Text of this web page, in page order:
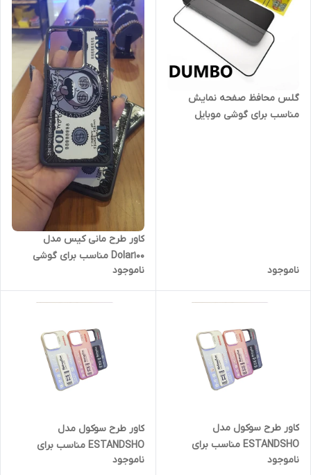
گلس محافظ صفحه نمایش
مناسب برای گوشی موبایل
ناموجود
کاور طرح مانی کیس مدل
Dolar100 مناسب برای گوشی
موبایل شیائومی Redmi 13 C 4G
ناموجود
کاور طرح سوکول مدل
ESTANDSHO مناسب برای
ناموجود
کاور طرح سوکول مدل
ESTANDSHO مناسب برای
ناموجود